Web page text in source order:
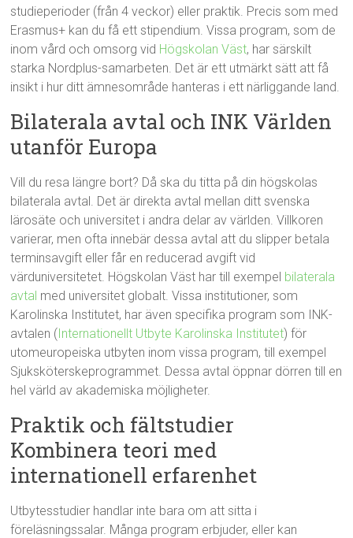
studieperioder (från 4 veckor) eller praktik. Precis som med
Erasmus+ kan du få ett stipendium. Vissa program, som de
inom vård och omsorg vid Högskolan Väst, har särskilt
starka Nordplus-samarbeten. Det är ett utmärkt sätt att få
insikt i hur ditt ämnesområde hanteras i ett närliggande land.
Bilaterala avtal och INK Världen
utanför Europa
Vill du resa längre bort? Då ska du titta på din högskolas
bilaterala avtal. Det är direkta avtal mellan ditt svenska
lärosäte och universitet i andra delar av världen. Villkoren
varierar, men ofta innebär dessa avtal att du slipper betala
terminsavgift eller får en reducerad avgift vid
värduniversitetet. Högskolan Väst har till exempel bilaterala
avtal med universitet globalt. Vissa institutioner, som
Karolinska Institutet, har även specifika program som INK-
avtalen (Internationellt Utbyte Karolinska Institutet) för
utomeuropeiska utbyten inom vissa program, till exempel
Sjuksköterskeprogrammet. Dessa avtal öppnar dörren till en
hel värld av akademiska möjligheter.
Praktik och fältstudier
Kombinera teori med
internationell erfarenhet
Utbytesstudier handlar inte bara om att sitta i
föreläsningssalar. Många program erbjuder, eller kan